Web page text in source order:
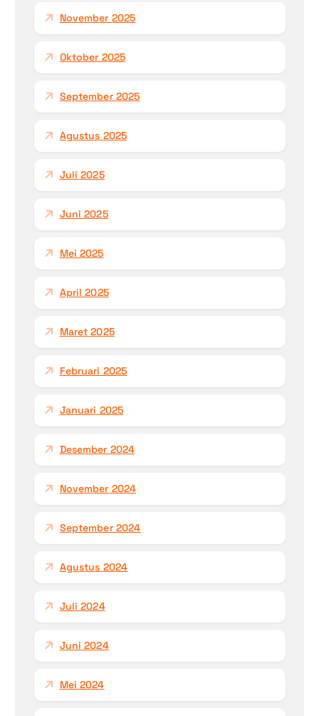
November 2025
Oktober 2025
September 2025
Agustus 2025
Juli 2025
Juni 2025
Mei 2025
April 2025
Maret 2025
Februari 2025
Januari 2025
Desember 2024
November 2024
September 2024
Agustus 2024
Juli 2024
Juni 2024
Mei 2024